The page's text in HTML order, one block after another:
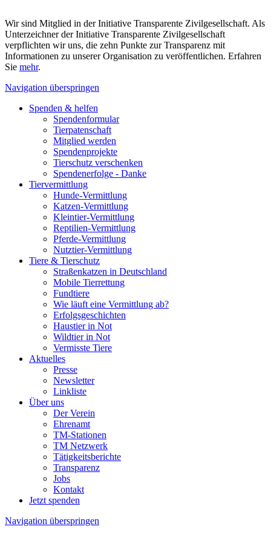
Wir sind Mitglied in der Initiative Transparente Zivilgesellschaft. Als
Unterzeichner der Initiative Transparente Zivilgesellschaft
verpflichten wir uns, die zehn Punkte zur Transparenz mit
Informationen zu unserer Organisation zu veröffentlichen. Erfahren
Sie mehr.
Navigation überspringen
Spenden & helfen
Spendenformular
Tierpatenschaft
Mitglied werden
Spendenprojekte
Tierschutz verschenken
Spendenerfolge - Danke
Tiervermittlung
Hunde-Vermittlung
Katzen-Vermittlung
Kleintier-Vermittlung
Reptilien-Vermittlung
Pferde-Vermittlung
Nutztier-Vermittlung
Tiere & Tierschutz
Straßenkatzen in Deutschland
Mobile Tierrettung
Fundtiere
Wie läuft eine Vermittlung ab?
Erfolgsgeschichten
Haustier in Not
Wildtier in Not
Vermisste Tiere
Aktuelles
Presse
Newsletter
Linkliste
Über uns
Der Verein
Ehrenamt
TM-Stationen
TM Netzwerk
Tätigkeitsberichte
Transparenz
Jobs
Kontakt
Jetzt spenden
Navigation überspringen